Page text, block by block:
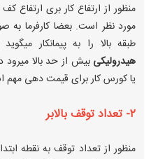
منظور از ارتفاع کار بری ارتفاع
مورد نظر است. بعضا کارفرما به
طبقه بالا را به پیمانکار
هیدرولیکی بیش از حد بالا
یا کورس کار برای قیمت دهی
۲- تعداد توقف بالابر
منظور از تعداد توقف به نقطه